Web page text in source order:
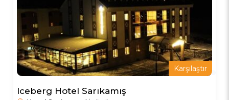
Karşılaştır
Iceberg Hotel Sarıkamış